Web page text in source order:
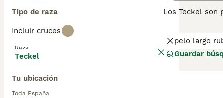
Tipo de raza
Incluir cruces
Raza
Teckel
Tu ubicación
Toda España
Los Teckel son
fueron criados
restreando y
pelo largo
Guardar